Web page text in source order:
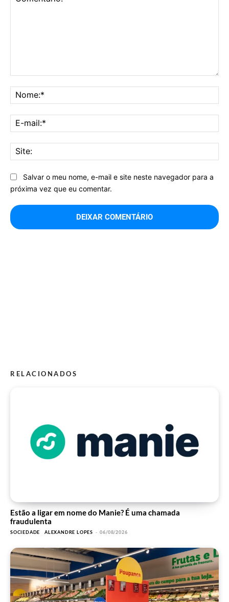
Salvar o meu nome, e-mail e site neste navegador para a
próxima vez que eu comentar.
RELACIONADOS
Estão a ligar em nome do Manie? É uma chamada
fraudulenta
SOCIEDADE ALEXANDRE LOPES - 06/08/2026